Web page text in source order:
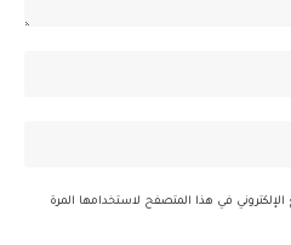
الإلكتروني في هذا المتصفح لاستخدامها المرة